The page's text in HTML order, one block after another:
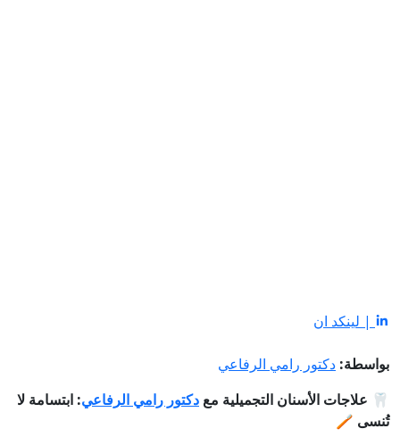
| لينكد ان
بواسطة: دكتور رامي الرفاعي
🦷 علاجات الأسنان التجميلية مع دكتور رامي الرفاعي: ابتسامة لا
تُنسى